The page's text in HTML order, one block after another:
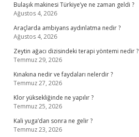
Bulaşık makinesi Türkiye’ye ne zaman geldi ?
Ağustos 4, 2026
Araçlarda ambiyans aydınlatma nedir ?
Ağustos 4, 2026
Zeytin ağacı dizisindeki terapi yöntemi nedir ?
Temmuz 29, 2026
Kınakına nedir ve faydaları nelerdir ?
Temmuz 27, 2026
Klor yüksekliğinde ne yapılır ?
Temmuz 25, 2026
Kali yuga’dan sonra ne gelir ?
Temmuz 23, 2026